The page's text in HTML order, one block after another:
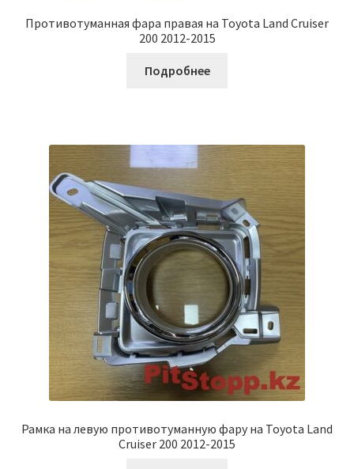
Противотуманная фара правая на Toyota Land Cruiser
200 2012-2015
Подробнее
Рамка на левую противотуманную фару на Toyota Land
Cruiser 200 2012-2015